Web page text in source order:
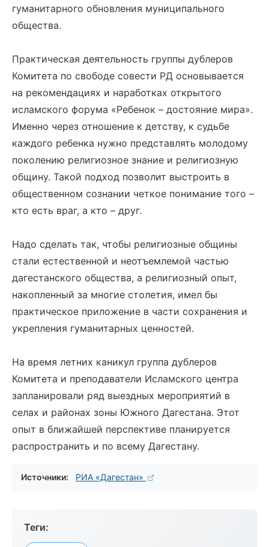
гуманитарного обновления муниципального
общества.
Практическая деятельность группы дублеров
Комитета по свободе совести РД основывается
на рекомендациях и наработках открытого
исламского форума «Ребенок – достояние мира».
Именно через отношение к детству, к судьбе
каждого ребенка нужно представлять молодому
поколению религиозное знание и религиозную
общину. Такой подход позволит выстроить в
общественном сознании четкое понимание того –
кто есть враг, а кто – друг.
Надо сделать так, чтобы религиозные общины
стали естественной и неотъемлемой частью
дагестанского общества, а религиозный опыт,
накопленный за многие столетия, имел бы
практическое приложение в части сохранения и
укрепления гуманитарных ценностей.
На время летних каникул группа дублеров
Комитета и преподаватели Исламского центра
запланировали ряд выездных мероприятий в
селах и районах зоны Южного Дагестана. Этот
опыт в ближайшей перспективе планируется
распространить и по всему Дагестану.
Источники: РИА «Дагестан»
Теги: